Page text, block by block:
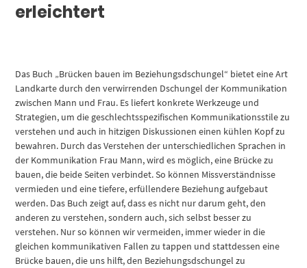
erleichtert
Das Buch „Brücken bauen im Beziehungsdschungel“ bietet eine Art
Landkarte durch den verwirrenden Dschungel der Kommunikation
zwischen Mann und Frau. Es liefert konkrete Werkzeuge und
Strategien, um die geschlechtsspezifischen Kommunikationsstile zu
verstehen und auch in hitzigen Diskussionen einen kühlen Kopf zu
bewahren. Durch das Verstehen der unterschiedlichen Sprachen in
der Kommunikation Frau Mann, wird es möglich, eine Brücke zu
bauen, die beide Seiten verbindet. So können Missverständnisse
vermieden und eine tiefere, erfüllendere Beziehung aufgebaut
werden. Das Buch zeigt auf, dass es nicht nur darum geht, den
anderen zu verstehen, sondern auch, sich selbst besser zu
verstehen. Nur so können wir vermeiden, immer wieder in die
gleichen kommunikativen Fallen zu tappen und stattdessen eine
Brücke bauen, die uns hilft, den Beziehungsdschungel zu